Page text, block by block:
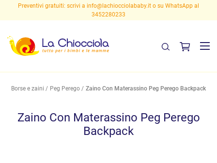
Preventivi gratuiti: scrivi a info@lachiocciolababy.it o su WhatsApp al
3452280233
Borse e zaini Peg Perego Zaino Con Materassino Peg Perego Backpack
Zaino Con Materassino Peg Perego
Backpack